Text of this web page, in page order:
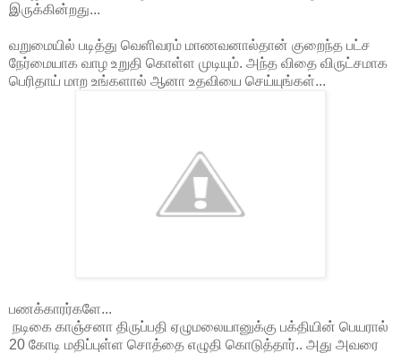
இருக்கின்றது...
வறுமையில் படித்து வெளிவரம் மாணவனால்தான் குறைந்த பட்ச
நேர்மையாக வாழ உறுதி கொள்ள முடியும். அந்த விதை விருட்சமாக
பெரிதாய் மாற உங்களால் ஆனா உதவியை செய்யுங்கள்...
பணக்காரர்களே...
நடிகை காஞ்சனா திருப்பதி ஏழுமலையானுக்கு பக்தியின் பெயரால்
20 கோடி மதிப்புள்ள சொத்தை எழுதி கொடுத்தார்.. அது அவரை